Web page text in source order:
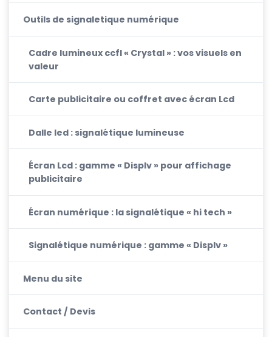
Outils de signaletique numérique
Cadre lumineux ccfl « Crystal » : vos visuels en
valeur
Carte publicitaire ou coffret avec écran Lcd
Dalle led : signalétique lumineuse
Écran Lcd : gamme « Displv » pour affichage
publicitaire
Écran numérique : la signalétique « hi tech »
Signalétique numérique : gamme « Displv »
Menu du site
Contact / Devis